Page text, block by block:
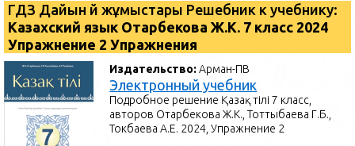
ГДЗ Дайын үй жұмыстары Решебник к учебнику:
Казахский язык Отарбекова Ж.К. 7 класс 2024
Упражнение 2 Упражнения
Издательство:Арман-ПВ
Электронный учебник
Подробное решение Қазақ тілі 7 класс,
авторов Отарбекова Ж.К., Тоттыбаева Г.Б.,
Токбаева А.Е. 2024, Упражнение 2